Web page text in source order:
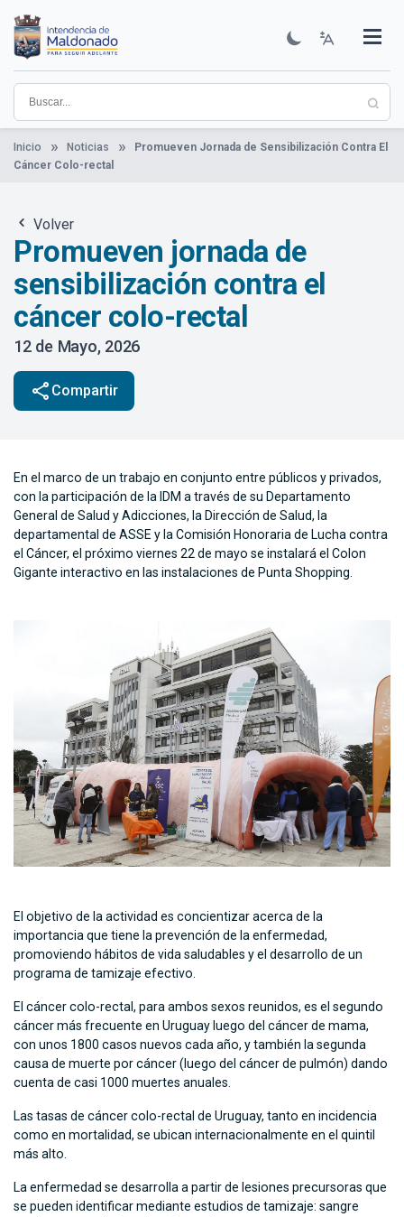
contenido
principal
Institucional
Municipios
Descubre Maldonado
Comunicación
Servicios
Guía De Trámites
Ver Noticias
Inicio Noticias
Promueven Jornada de Sensibilización Contra El
Cáncer Colo-rectal
Volver
Promueven jornada de
sensibilización contra el
cáncer colo-rectal
12 de Mayo, 2026
share Compartir
En el marco de un trabajo en conjunto entre públicos y privados,
con la participación de la IDM a través de su Departamento
General de Salud y Adicciones, la Dirección de Salud, la
departamental de ASSE y la Comisión Honoraria de Lucha contra
el Cáncer, el próximo viernes 22 de mayo se instalará el Colon
Gigante interactivo en las instalaciones de Punta Shopping.
El objetivo de la actividad es concientizar acerca de la
importancia que tiene la prevención de la enfermedad,
promoviendo hábitos de vida saludables y el desarrollo de un
programa de tamizaje efectivo.
El cáncer colo-rectal, para ambos sexos reunidos, es el segundo
cáncer más frecuente en Uruguay luego del cáncer de mama,
con unos 1800 casos nuevos cada año, y también la segunda
causa de muerte por cáncer (luego del cáncer de pulmón) dando
cuenta de casi 1000 muertes anuales.
Las tasas de cáncer colo-rectal de Uruguay, tanto en incidencia
como en mortalidad, se ubican internacionalmente en el quintil
más alto.
La enfermedad se desarrolla a partir de lesiones precursoras que
se pueden identificar mediante estudios de tamizaje: sangre